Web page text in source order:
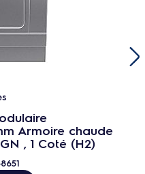
Armoire chaude
, 1 Coté (H2)